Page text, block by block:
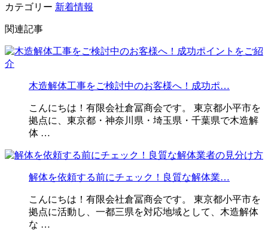
カテゴリー 新着情報
関連記事
木造解体工事をご検討中のお客様へ！成功ポ…
こんにちは！有限会社倉冨商会です。 東京都小平市を
拠点に、東京都・神奈川県・埼玉県・千葉県で木造解
体 …
解体を依頼する前にチェック！良質な解体業…
こんにちは！有限会社倉冨商会です。 東京都小平市を
拠点に活動し、一都三県を対応地域として、木造解体
な …